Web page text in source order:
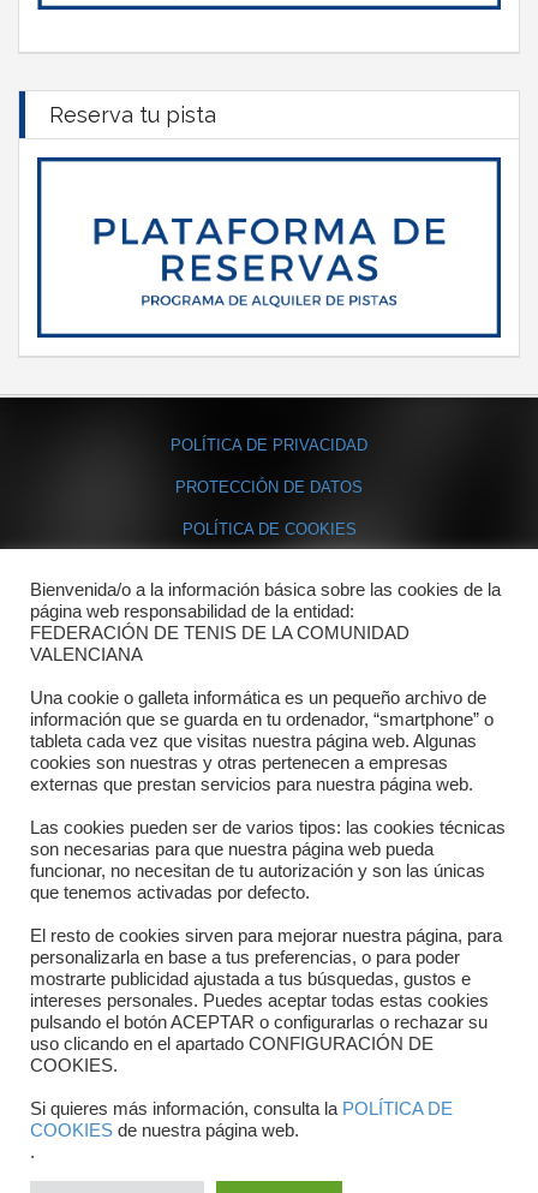
Reserva tu pista
POLÍTICA DE PRIVACIDAD
PROTECCIÓN DE DATOS
POLÍTICA DE COOKIES
Contacto
Dónde estamos
Directorio departamentos
Horario
Formulario de contacto
Copyright © 2025 FTCV
Bienvenida/o a la información básica sobre las cookies de la
página web responsabilidad de la entidad:
FEDERACIÓN DE TENIS DE LA COMUNIDAD
VALENCIANA
Una cookie o galleta informática es un pequeño archivo de
información que se guarda en tu ordenador, “smartphone” o
tableta cada vez que visitas nuestra página web. Algunas
cookies son nuestras y otras pertenecen a empresas
externas que prestan servicios para nuestra página web.
Las cookies pueden ser de varios tipos: las cookies técnicas
son necesarias para que nuestra página web pueda
funcionar, no necesitan de tu autorización y son las únicas
que tenemos activadas por defecto.
El resto de cookies sirven para mejorar nuestra página, para
personalizarla en base a tus preferencias, o para poder
mostrarte publicidad ajustada a tus búsquedas, gustos e
intereses personales. Puedes aceptar todas estas cookies
pulsando el botón ACEPTAR o configurarlas o rechazar su
uso clicando en el apartado CONFIGURACIÓN DE
COOKIES.
Si quieres más información, consulta la POLÍTICA DE
COOKIES de nuestra página web.
.